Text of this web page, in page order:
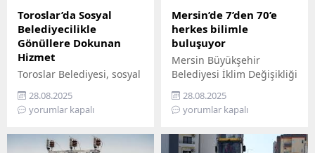
Toroslar’da Sosyal
Belediyecilikle
Gönüllere Dokunan
Hizmet
Toroslar Belediyesi, sosyal
belediyecilik anlayışıyla
vatandaşların gönüllerine
dokunmaya devam ediyor.
vatandaşlar, özel
28.08.2025
yorumlar kapalı
Mersin’de 7’den 70’e
herkes bilimle
buluşuyor
Mersin Büyükşehir
Belediyesi İklim Değişikliği
ve Sıfır Atık Dairesi
Başkanlığı, Mercan 100.
Yıl İklim ve Çevre Bilim
edemeyenler için bilimi
28.08.2025
yorumlar kapalı